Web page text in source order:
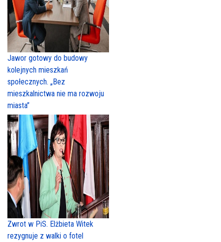
Jawor gotowy do budowy
kolejnych mieszkań
społecznych. „Bez
mieszkalnictwa nie ma rozwoju
miasta”
Zwrot w PiS. Elżbieta Witek
rezygnuje z walki o fotel